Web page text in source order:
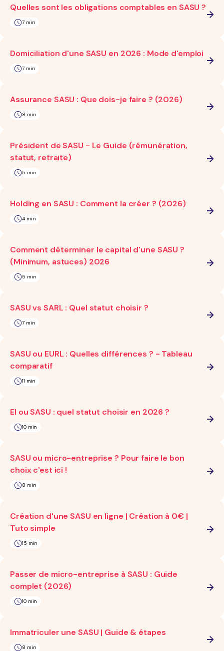
Quelles sont les obligations comptables en SASU ?
7 min
Domiciliation d'une SASU en 2026 : Mode d'emploi
7 min
Assurance SASU : Que dois-je faire ? (2026)
8 min
Président de SASU - Le Guide (rémunération,
statut, retraite)
5 min
Holding en SASU : Comment la créer ? (2026)
4 min
Comment déterminer le capital d'une SASU ?
(Minimum, astuces) 2026
5 min
SASU vs SARL : Quel statut choisir ?
7 min
SASU ou EURL : Quelles différences ? - Tableau
comparatif
11 min
EI ou SASU : quel statut choisir en 2026 ?
10 min
SASU ou micro-entreprise ? Pour faire le bon
choix c'est ici !
8 min
Création d'une SASU en ligne | Création à 0€ |
Tuto simple
15 min
Passer de micro-entreprise à SASU : Guide
complet (2026)
10 min
Immatriculer une SASU | Guide & étapes
8 min